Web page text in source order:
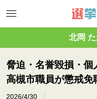
北岡
脅迫・名誉毀損・
高槻市職員が懲戒免
2026/4/30